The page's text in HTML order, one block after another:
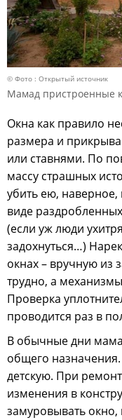
© Фото : Открытый источник
Мамад пристроенные
Окна как правило
размера и
или ставнями. По
массу страшных
убить ею,
виде
(если уж люди
задохнуться…)
окнах – вручную из
трудно, а
Проверка
проводится раз в
В обычные дни
общего
детскую. При
изменения в
замуровывать